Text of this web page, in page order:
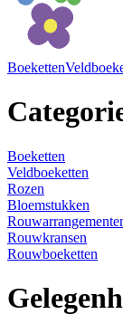
Boeketten
Boeketten
Veldboeketten
Rozen
Bloemstukken
Rouwkransen
Rouwboeketten